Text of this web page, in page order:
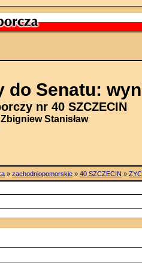
do Senatu:
nr 40 SZCZECIN
Stanisław
» zachodniopomorskie » 40 SZCZECIN »